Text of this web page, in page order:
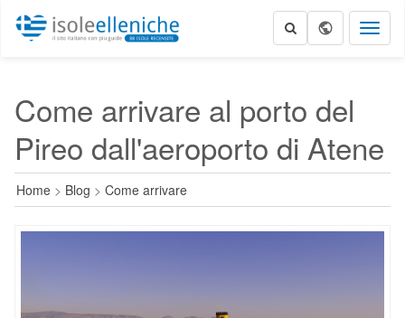
Come arrivare al porto del
Pireo dall'aeroporto di Atene
Home > Blog > Come arrivare